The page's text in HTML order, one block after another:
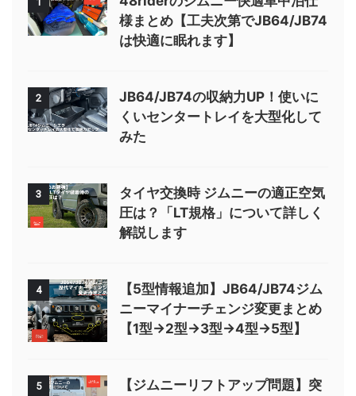
様まとめ【工夫次第でJB64/JB74
は快適に眠れます】
2
JB64/JB74の収納力UP！使いに
くいセンタートレイを大型化して
みた
3
タイヤ交換時 ジムニーの適正空気
圧は？「LT規格」について詳しく
解説します
4
【5型情報追加】JB64/JB74ジム
ニーマイナーチェンジ変更まとめ
【1型→2型→3型→4型→5型】
5
【ジムニーリフトアップ問題】突